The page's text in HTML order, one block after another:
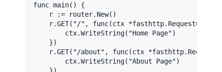
func main()
{
	r.GET(
"/" , func(ctx *fasthttp.RequestCtx)
		ctx.WriteString(
"Home Page")
	r.GET(
"/about" , func(ctx
		ctx.WriteString(
"About Page")